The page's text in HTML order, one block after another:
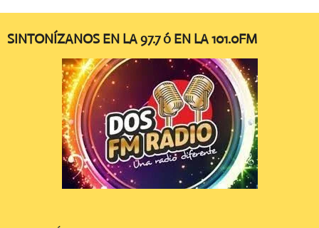
SINTONÍZANOS EN LA 97.7 ó EN LA 101.0FM